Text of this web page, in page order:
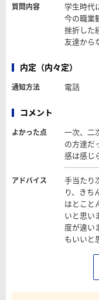
質問内容
学生時代
今の職業
挫折した
友達か
内定（内々定）
通知方法 電話
コメント
よかった点
一次、二
の方達だ
感は感じ
アドバイス
手当たり
り、きち
はとこと
いと思い
度が違い
もいいと